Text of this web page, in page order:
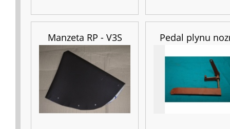
Manzeta RP - V3S Pedal plynu